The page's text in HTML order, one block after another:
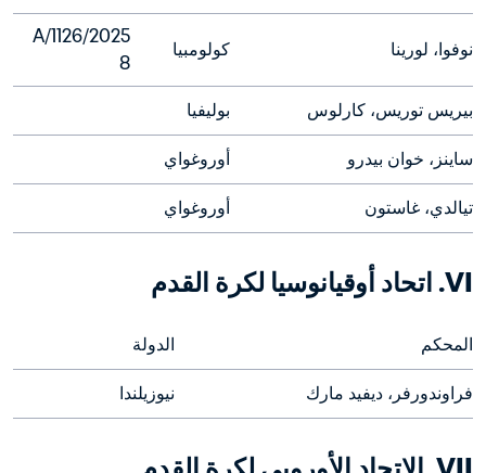
نوفوا، لورينا كولومبيا
2025/A/1126
8
بيريس توريس، كارلوس بوليفيا
ساينز، خوان بيدرو أوروغواي
تيالدي، غاستون أوروغواي
VI. اتحاد أوقيانوسيا لكرة القدم
المحكم الدولة
فراوندورفر، ديفيد مارك نيوزيلندا